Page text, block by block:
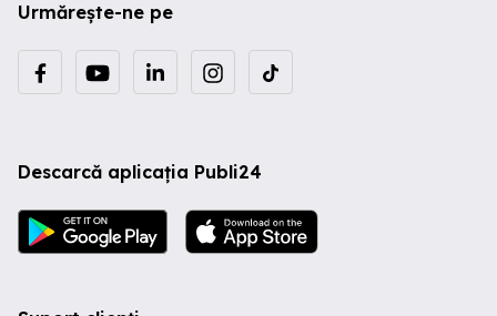
Urmărește-ne pe
Descarcă aplicația Publi24